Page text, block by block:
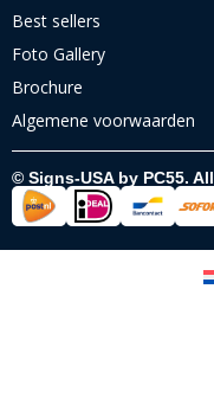
Best sellers
Foto Gallery
Brochure
Algemene voorwaarden
© Signs-USA by PC55.